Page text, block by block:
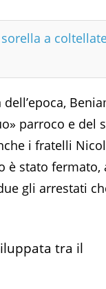
a
parroco e del
i fratelli
è stato
gli arrestati
tra il